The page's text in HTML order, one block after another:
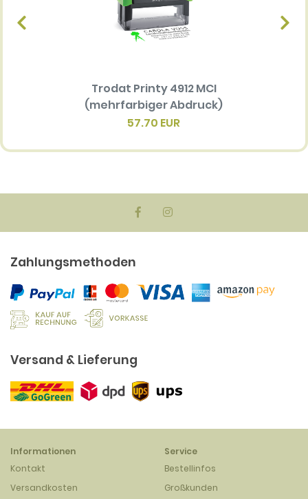
Trodat Printy 4912 MCI
(mehrfarbiger Abdruck)
57.70 EUR
Zahlungsmethoden
Versand & Lieferung
Informationen
Kontakt
Versandkosten
Service
Bestellinfos
Großkunden